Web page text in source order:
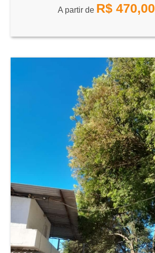
A partir de R$ 470,00